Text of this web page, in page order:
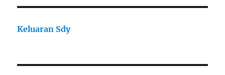
Keluaran Sdy